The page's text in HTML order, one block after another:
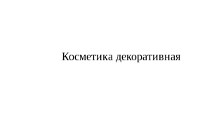
Косметика декоративная